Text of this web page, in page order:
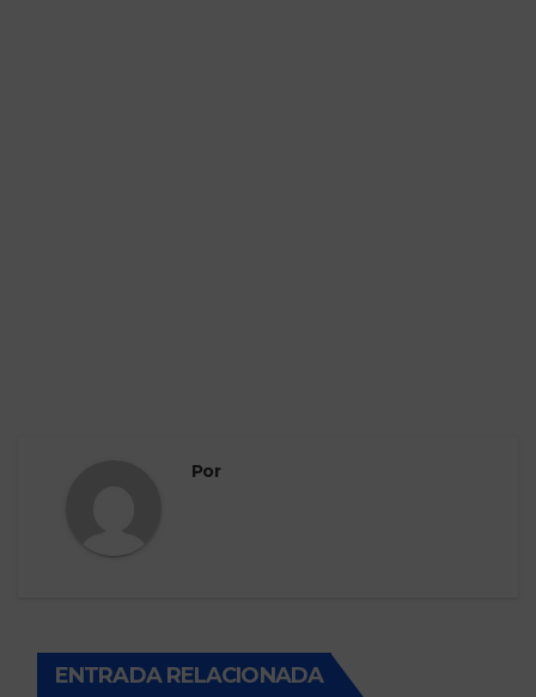
Por
ENTRADA RELACIONADA